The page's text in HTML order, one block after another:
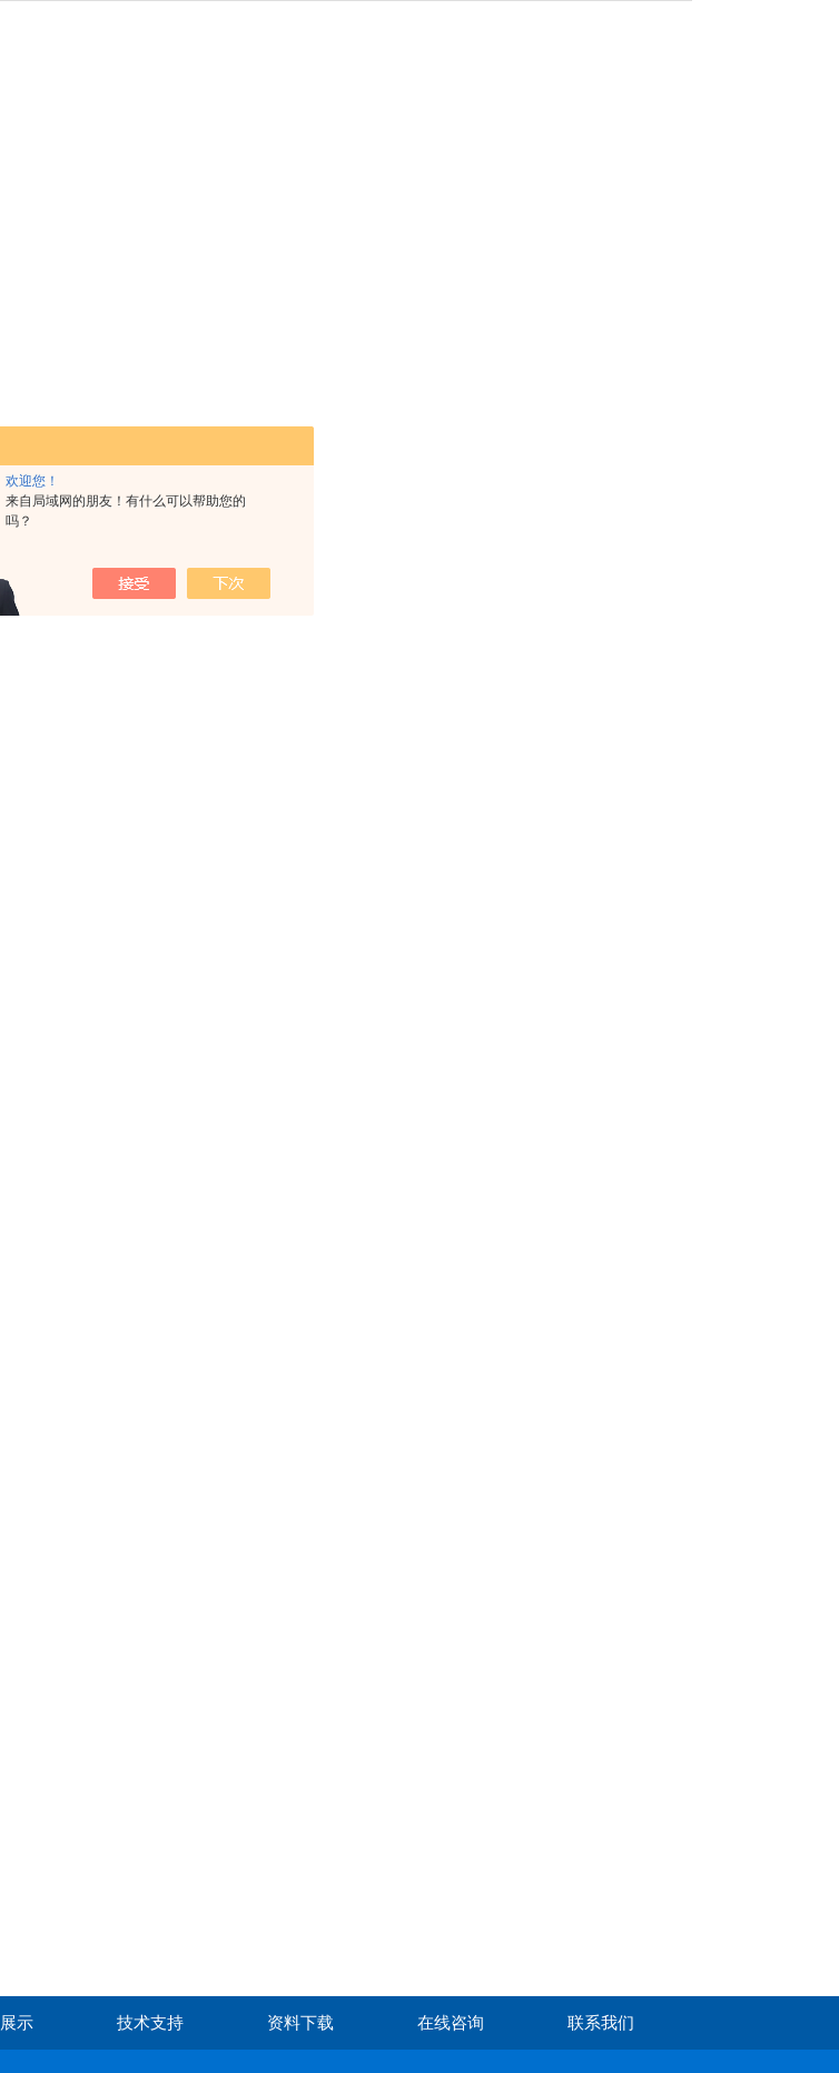
欢迎您！
来自局域网的朋友！有什么可以帮助您的
吗？
示 技术支持 资料下载 在线咨询 联系我们